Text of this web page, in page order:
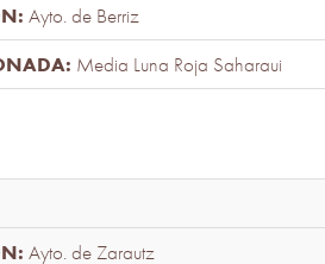
Ayto. de Berriz
Media Luna Roja Saharaui
Ayto. de Zarautz